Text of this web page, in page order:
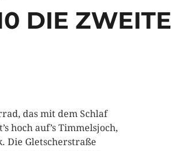
DIE ZWEITE
das mit dem Schlaf
hoch auf’s Timmelsjoch,
Die Gletscherstraße